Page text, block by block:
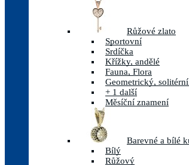
Růžové zlato
Sportovní
Srdíčka
Křížky, andělé
Fauna, Flora
Geometrický,
+ 1 další
Měsíční znamení
Barevné a bílé
Bílý
Růžový